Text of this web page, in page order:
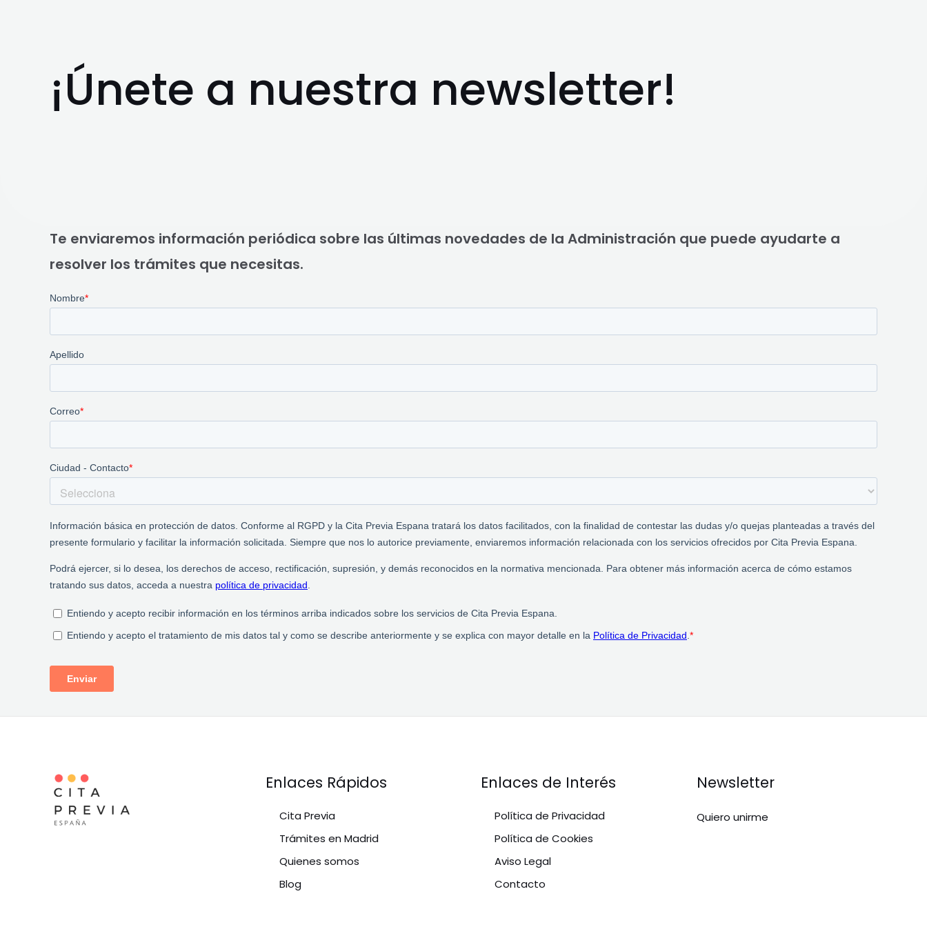
¡Únete a nuestra newsletter!
Te enviaremos información periódica sobre las últimas novedades de la Administración que puede ayudarte a
resolver los trámites que necesitas.
Enlaces Rápidos
Cita Previa
Trámites en Madrid
Quienes somos
Blog
Enlaces de Interés
Política de Privacidad
Política de Cookies
Aviso Legal
Contacto
Newsletter
Quiero unirme